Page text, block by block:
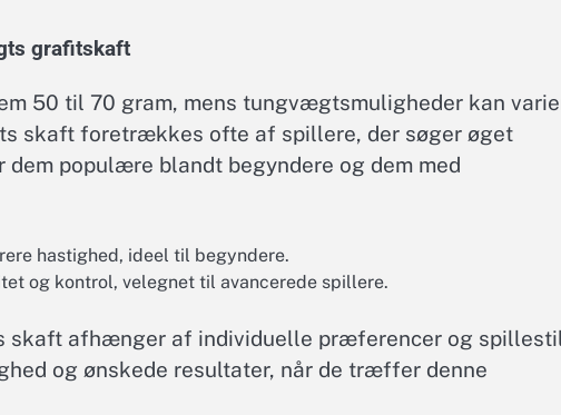
grafitskaft
50 til 70 gram, mens tungvægtsmuligheder kan
skaft foretrækkes ofte af spillere, der søger øget
populære blandt begyndere og dem med
hastighed, ideel til begyndere.
og kontrol, velegnet til avancerede spillere.
afhænger af individuelle præferencer og
og ønskede resultater, når de træffer denne